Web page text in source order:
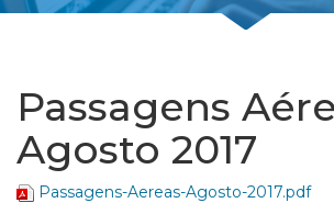
Passagens
Agosto 2017
Passagens-Aereas-Agosto-2017.pdf